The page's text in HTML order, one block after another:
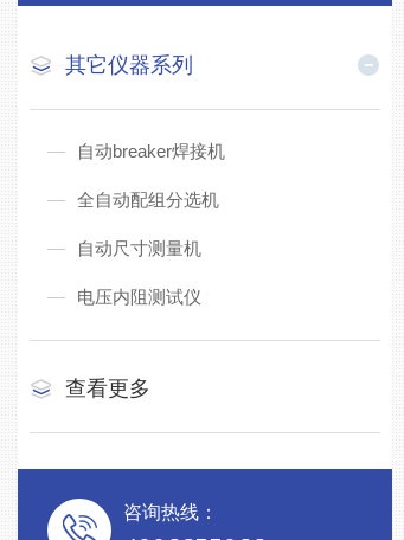
其它仪器系列
自动breaker焊接机
全自动配组分选机
自动尺寸测量机
电压内阻测试仪
查看更多
咨询热线：